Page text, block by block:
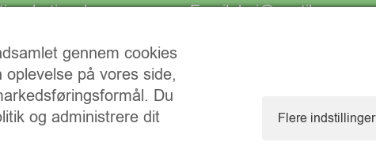
Email: hej@ungtilung.com
gennem cookies
på vores side,
Du
og administrere dit
Flere indstillinger